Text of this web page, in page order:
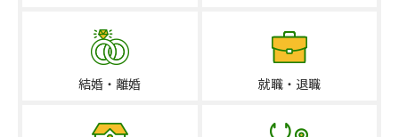
結婚・離婚 就職・退職